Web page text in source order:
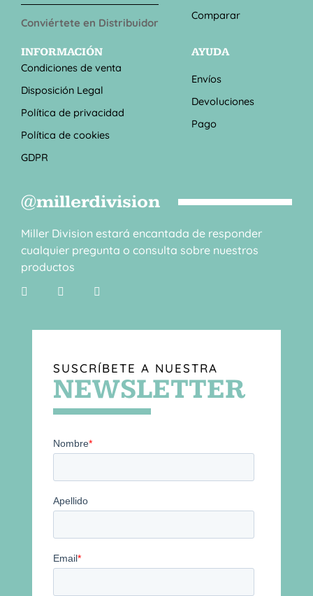
Conviértete en Distribuidor
Comparar
INFORMACIÓN
Condiciones de venta
Disposición Legal
Política de privacidad
Política de cookies
GDPR
AYUDA
Envíos
Devoluciones
Pago
@millerdivision
Miller Division estará encantada de responder
cualquier pregunta o consulta sobre nuestros
productos
SUSCRÍBETE A NUESTRA
NEWSLETTER